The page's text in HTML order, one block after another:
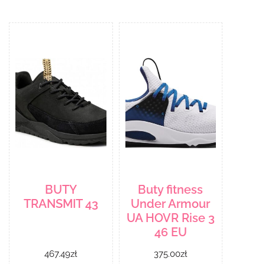
BUTY
TRANSMIT 43
467.49zł
Buty fitness
Under Armour
UA HOVR Rise 3
46 EU
375.00zł